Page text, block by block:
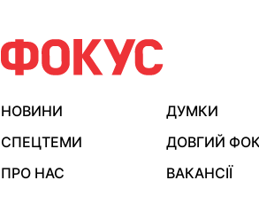
НОВИНИ ДУМКИ
СПЕЦТЕМИ
ДОВГИЙ
ПРО НАС
ВАКАНСІЇ